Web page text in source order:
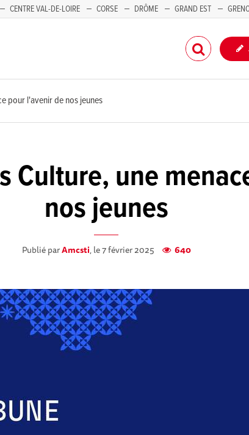
CENTRE VAL-DE-LOIRE CORSE DRÔME GRAND EST
pour l'avenir de nos jeunes
Culture, une
nos jeunes
Publié parAmcsti, le 7 février 2025 640